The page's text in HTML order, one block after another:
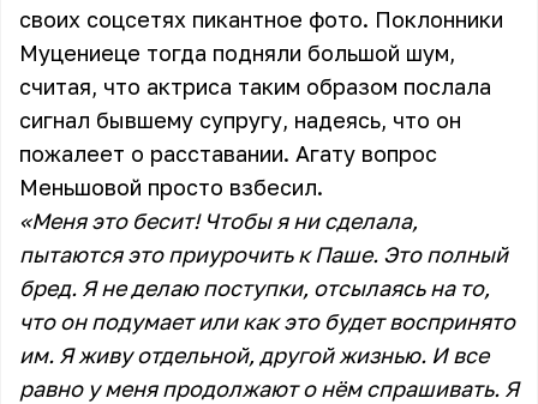
своих соцсетях пикантное фото. Поклонники
Муцениеце тогда подняли большой шум,
считая, что актриса таким образом послала
сигнал бывшему супругу, надеясь, что он
пожалеет о расставании. Агату вопрос
Меньшовой просто взбесил.
«Меня это бесит! Чтобы я ни сделала,
пытаются это приурочить к Паше. Это полный
бред. Я не делаю поступки, отсылаясь на то,
что он подумает или как это будет воспринято
им. Я живу отдельной, другой жизнью. И все
равно у меня продолжают о нём спрашивать. Я